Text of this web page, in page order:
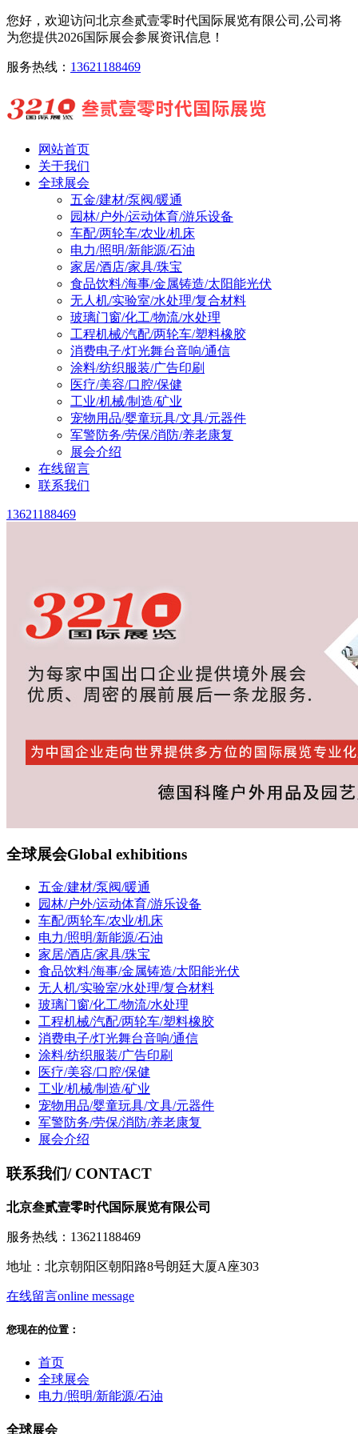
您好，欢迎访问北京叁贰壹零时代国际展览有限公司,公司将
为您提供2026国际展会参展资讯信息！
服务热线： 13621188469
网站首页
关于我们
全球展会
五金/建材/泵阀/暖通
园林/户外/运动体育/游乐设备
车配/两轮车/农业/机床
电力/照明/新能源/石油
家居/酒店/家具/珠宝
食品饮料/海事/金属铸造/太阳能光伏
无人机/实验室/水处理/复合材料
玻璃门窗/化工/物流/水处理
工程机械/汽配/两轮车/塑料橡胶
消费电子/灯光舞台音响/通信
涂料/纺织服装/广告印刷
医疗/美容/口腔/保健
工业/机械/制造/矿业
宠物用品/婴童玩具/文具/元器件
军警防务/劳保/消防/养老康复
展会介绍
在线留言
联系我们
13621188469
全球展会Global exhibitions
五金/建材/泵阀/暖通
园林/户外/运动体育/游乐设备
车配/两轮车/农业/机床
电力/照明/新能源/石油
家居/酒店/家具/珠宝
食品饮料/海事/金属铸造/太阳能光伏
无人机/实验室/水处理/复合材料
玻璃门窗/化工/物流/水处理
工程机械/汽配/两轮车/塑料橡胶
消费电子/灯光舞台音响/通信
涂料/纺织服装/广告印刷
医疗/美容/口腔/保健
工业/机械/制造/矿业
宠物用品/婴童玩具/文具/元器件
军警防务/劳保/消防/养老康复
展会介绍
联系我们/ CONTACT
北京叁贰壹零时代国际展览有限公司
服务热线：13621188469
地址：北京朝阳区朝阳路8号朗廷大厦A座303
在线留言online message
您现在的位置：
首页
全球展会
电力/照明/新能源/石油
全球展会